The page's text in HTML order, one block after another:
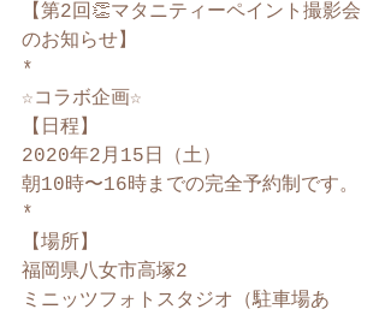
【第2回👏マタニティーペイント撮影会
のお知らせ】﻿
*
☆コラボ企画☆﻿
【日程】﻿
2020年2月15日（土）﻿
朝10時〜16時までの完全予約制です。﻿
*﻿
【場所】﻿
福岡県八女市高塚2﻿
ミニッツフォトスタジオ（駐車場あ